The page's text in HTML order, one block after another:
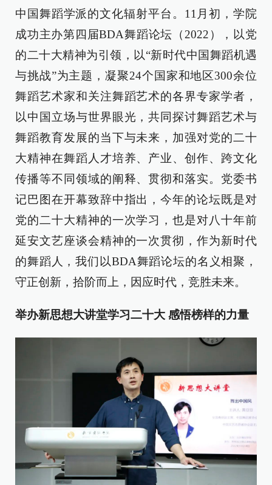
中国舞蹈学派的文化辐射平台。11月初，学院
成功主办第四届BDA舞蹈论坛（2022），以党
的二十大精神为引领，以“新时代中国舞蹈机遇
与挑战”为主题，凝聚24个国家和地区300余位
舞蹈艺术家和关注舞蹈艺术的各界专家学者，
以中国立场与世界眼光，共同探讨舞蹈艺术与
舞蹈教育发展的当下与未来，加强对党的二十
大精神在舞蹈人才培养、产业、创作、跨文化
传播等不同领域的阐释、贯彻和落实。党委书
记巴图在开幕致辞中指出，今年的论坛既是对
党的二十大精神的一次学习，也是对八十年前
延安文艺座谈会精神的一次贯彻，作为新时代
的舞蹈人，我们以BDA舞蹈论坛的名义相聚，
守正创新，拾阶而上，因应时代，竞胜未来。
举办新思想大讲堂学习二十大 感悟榜样的力量